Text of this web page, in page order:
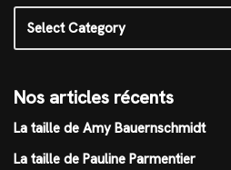
Nos articles récents
La taille de Amy Bauernschmidt
La taille de Pauline Parmentier